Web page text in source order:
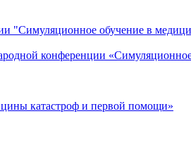
"Симуляционное обучение в
конференции
катастроф и первой помощи»